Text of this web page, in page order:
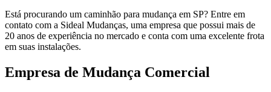
Está procurando um caminhão para mudança em SP? Entre em
contato com a Sideal Mudanças, uma empresa que possui mais de
20 anos de experiência no mercado e conta com uma excelente frota
em suas instalações.
Empresa de Mudança Comercial